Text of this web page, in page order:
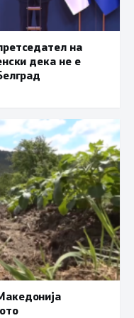
на
дека не е